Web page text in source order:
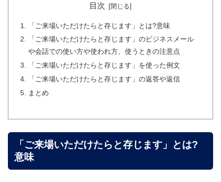
目次
「ご来場いただけたらと存じます」とは?意味
「ご来場いただけたらと存じます」のビジネスメール
や会話での使い方や使われ方、使うときの注意点
「ご来場いただけたらと存じます」を使った例文
「ご来場いただけたらと存じます」の返答や返信
まとめ
「ご来場いただけたらと存じます」とは?
意味